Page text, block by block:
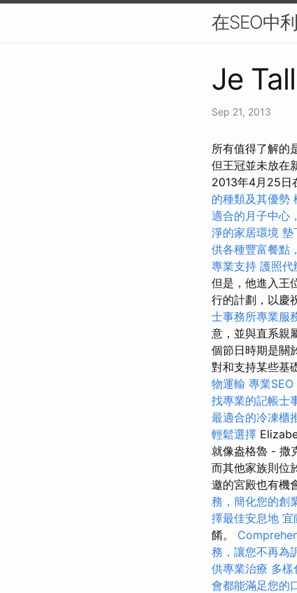
在SEO中
Je
Sep 21, 2013
所有值得了解的
但王冠並未放在
2013年4月25日
的種類及其優勢
適合的月子中心
淨的家居環境 墊
供各種豐富餐點
專業支持 護照代
但是，他進入王
行的計劃，以慶
士事務所專業服
意，並與直系親
個節日時期是關
對和支持某些基
物運輸 專業
找專業的記帳士
最適合的冷凍櫃
輕鬆選擇
就像盎格魯 - 撒
而其他家族則位
邀的宮殿也有機
務，簡化您的創
擇最佳安息地 宜
餚。
務，讓您不再為
供專業治療 多樣
會都能滿足您的